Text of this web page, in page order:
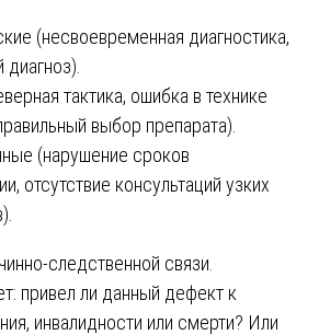
(несвоевременная диагностика,
тактика, ошибка в технике
выбор препарата).
(нарушение сроков
отсутствие консультаций узких
следственной связи.
привел ли данный дефект к
инвалидности или смерти? Или